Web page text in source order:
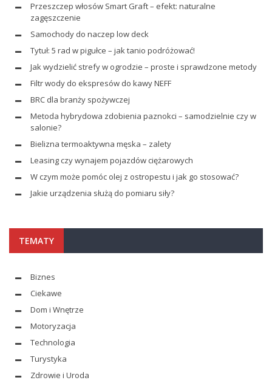
Przeszczep włosów Smart Graft – efekt: naturalne
zagęszczenie
Samochody do naczep low deck
Tytuł: 5 rad w pigułce – jak tanio podróżować!
Jak wydzielić strefy w ogrodzie – proste i sprawdzone metody
Filtr wody do ekspresów do kawy NEFF
BRC dla branży spożywczej
Metoda hybrydowa zdobienia paznokci – samodzielnie czy w
salonie?
Bielizna termoaktywna męska – zalety
Leasing czy wynajem pojazdów ciężarowych
W czym może pomóc olej z ostropestu i jak go stosować?
Jakie urządzenia służą do pomiaru siły?
TEMATY
Biznes
Ciekawe
Dom i Wnętrze
Motoryzacja
Technologia
Turystyka
Zdrowie i Uroda